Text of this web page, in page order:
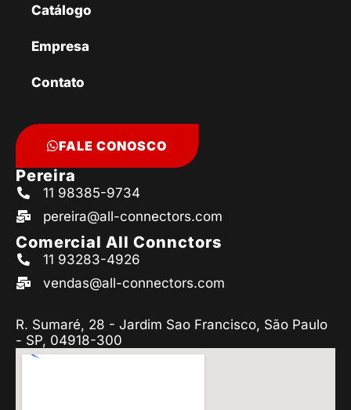
Catálogo
Empresa
Contato
FALE CONOSCO
Pereira
11 98385-9734
pereira@all-connectors.com
Comercial All Connctors
11 93283-4926
vendas@all-connectors.com
R. Sumaré, 28 - Jardim Sao Francisco, São Paulo
- SP, 04918-300